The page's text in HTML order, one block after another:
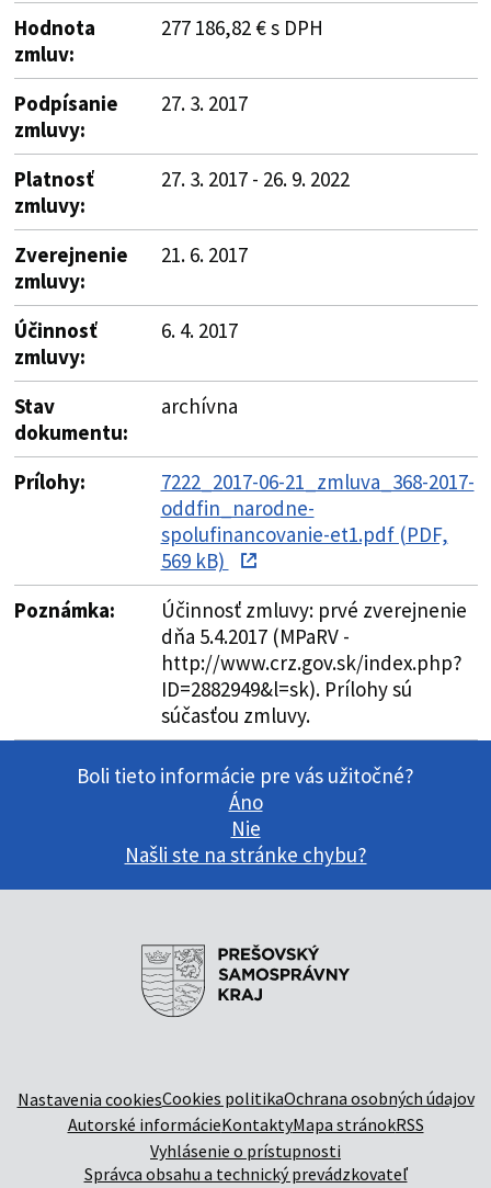
Hodnota
zmluv:
277 186,82 € s DPH
Podpísanie
zmluvy:
27. 3. 2017
Platnosť
zmluvy:
27. 3. 2017 - 26. 9. 2022
Zverejnenie
zmluvy:
21. 6. 2017
Účinnosť
zmluvy:
6. 4. 2017
Stav
dokumentu:
archívna
Prílohy:
7222_2017-06-21_zmluva_368-2017-
oddfin_narodne-
spolufinancovanie-et1.pdf (PDF,
569 kB)
Poznámka:
Účinnosť zmluvy: prvé zverejnenie
dňa 5.4.2017 (MPaRV -
http://www.crz.gov.sk/index.php?
ID=2882949&l=sk). Prílohy sú
súčasťou zmluvy.
Boli tieto informácie pre vás užitočné?
Áno
Nie
Našli ste na stránke chybu?
Nastavenia cookiesCookies politikaOchrana osobných údajov
Autorské informácieKontaktyMapa stránokRSS
Vyhlásenie o prístupnosti
Správca obsahu a technický prevádzkovateľ